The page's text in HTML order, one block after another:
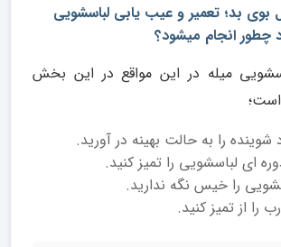
بد؛ تعمیر و عیب یابی لباسشویی
چطور انجام میشود؟
میله در این مواقع در این بخش
را به حالت بهینه در آورید.
ای لباسشویی را تمیز کنید.
را خیس نگه ندارید.
را از تمیز کنید.